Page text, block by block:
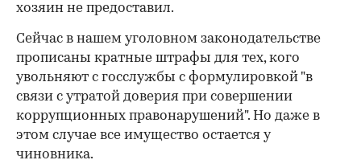
хозяин не предоставил.
Сейчас в нашем уголовном законодательстве
прописаны кратные штрафы для тех, кого
увольняют с госслужбы с формулировкой "в
связи с утратой доверия при совершении
коррупционных правонарушений". Но даже в
этом случае все имущество остается у
чиновника.